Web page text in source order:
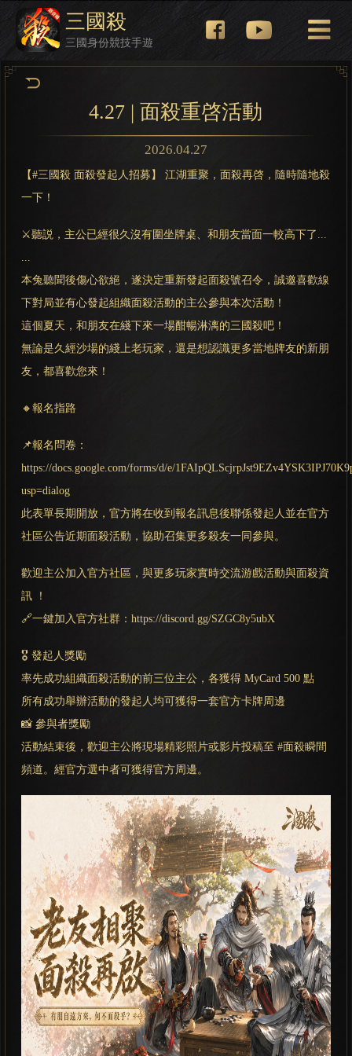
三國殺
三國身份競技手遊
4.27 | 面殺重啓活動
2026.04.27
【#三國殺 面殺發起人招募】 江湖重聚，面殺再啓，隨時隨地殺
一下！
⚔️聽説，主公已經很久沒有圍坐牌桌、和朋友當面一較高下了...
...
本兔聽聞後傷心欲絕，遂決定重新發起面殺號召令，誠邀喜歡線
下對局並有心發起組織面殺活動的主公參與本次活動！
這個夏天，和朋友在綫下來一場酣暢淋漓的三國殺吧！
無論是久經沙場的綫上老玩家，還是想認識更多當地牌友的新朋
友，都喜歡您來！
🔸報名指路
📌報名問卷：
https://docs.google.com/forms/d/e/
usp=dialog
此表單長期開放，官方將在收到報名訊息後聯係發起人並在官方
社區公告近期面殺活動，協助召集更多殺友一同參與。
歡迎主公加入官方社區，與更多玩家實時交流游戲活動與面殺資
訊 ！
🔗一鍵加入官方社群：https://discord.gg/SZGC8y5ubX
🎖️ 發起人獎勵
率先成功組織面殺活動的前三位主公，各獲得 MyCard 500 點
所有成功舉辦活動的發起人均可獲得一套官方卡牌周邊
📸 參與者獎勵
活動結束後，歡迎主公將現場精彩照片或影片投稿至 #面殺瞬間
頻道。經官方選中者可獲得官方周邊。